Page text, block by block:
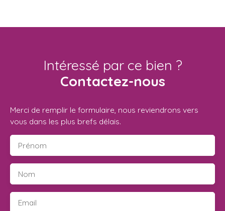
Intéressé par ce bien ?
Contactez-nous
Merci de remplir le formulaire, nous reviendrons vers
vous dans les plus brefs délais.
Prénom
Nom
Email